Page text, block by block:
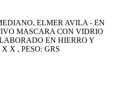
ELMER AVILA - EN
MASCARA CON VIDRIO
EN HIERRO Y
X , PESO: GRS